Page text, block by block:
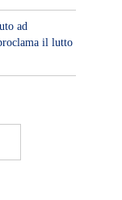
ad
il lutto